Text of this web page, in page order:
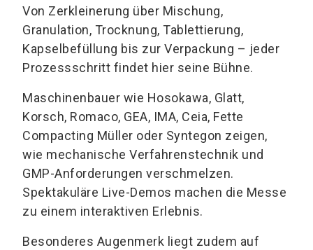
Von Zerkleinerung über Mischung,
Granulation, Trocknung, Tablettierung,
Kapselbefüllung bis zur Verpackung – jeder
Prozessschritt findet hier seine Bühne.
Maschinenbauer wie Hosokawa, Glatt,
Korsch, Romaco, GEA, IMA, Ceia, Fette
Compacting Müller oder Syntegon zeigen,
wie mechanische Verfahrenstechnik und
GMP-Anforderungen verschmelzen.
Spektakuläre Live-Demos machen die Messe
zu einem interaktiven Erlebnis.
Besonderes Augenmerk liegt zudem auf